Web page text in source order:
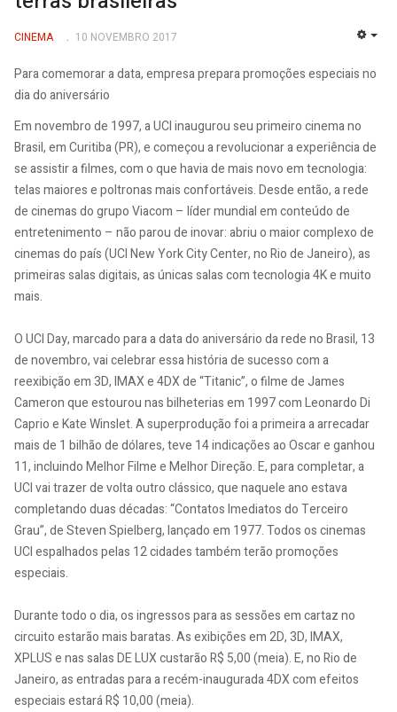
CINEMA 10 NOVEMBRO 2017
Para comemorar a data, empresa prepara promoções especiais no
dia do aniversário
Em novembro de 1997, a UCI inaugurou seu primeiro cinema no
Brasil, em Curitiba (PR), e começou a revolucionar a experiência de
se assistir a filmes, com o que havia de mais novo em tecnologia:
telas maiores e poltronas mais confortáveis. Desde então, a rede
de cinemas do grupo Viacom – líder mundial em conteúdo de
entretenimento – não parou de inovar: abriu o maior complexo de
cinemas do país (UCI New York City Center, no Rio de Janeiro), as
primeiras salas digitais, as únicas salas com tecnologia 4K e muito
mais.
O UCI Day, marcado para a data do aniversário da rede no Brasil, 13
de novembro, vai celebrar essa história de sucesso com a
reexibição em 3D, IMAX e 4DX de “Titanic”, o filme de James
Cameron que estourou nas bilheterias em 1997 com Leonardo Di
Caprio e Kate Winslet. A superprodução foi a primeira a arrecadar
mais de 1 bilhão de dólares, teve 14 indicações ao Oscar e ganhou
11, incluindo Melhor Filme e Melhor Direção. E, para completar, a
UCI vai trazer de volta outro clássico, que naquele ano estava
completando duas décadas: “Contatos Imediatos do Terceiro
Grau”, de Steven Spielberg, lançado em 1977. Todos os cinemas
UCI espalhados pelas 12 cidades também terão promoções
especiais.
Durante todo o dia, os ingressos para as sessões em cartaz no
circuito estarão mais baratas. As exibições em 2D, 3D, IMAX,
XPLUS e nas salas DE LUX custarão R$ 5,00 (meia). E, no Rio de
Janeiro, as entradas para a recém-inaugurada 4DX com efeitos
especiais estará R$ 10,00 (meia).